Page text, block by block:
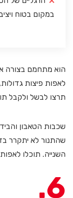
במקום בטוח ויציב
הוא מתחמם בצורה
לאפות פיצות
תרצו לבשל ולקבל
שכבות הטאבון
שהתנור לא יתקרר
השנייה. תוכלו לאפות בקלות 10
6